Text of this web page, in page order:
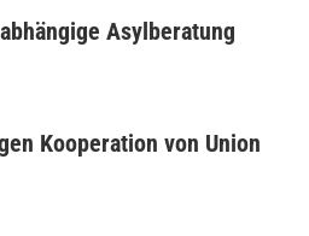
Asylberatung
Kooperation von Union